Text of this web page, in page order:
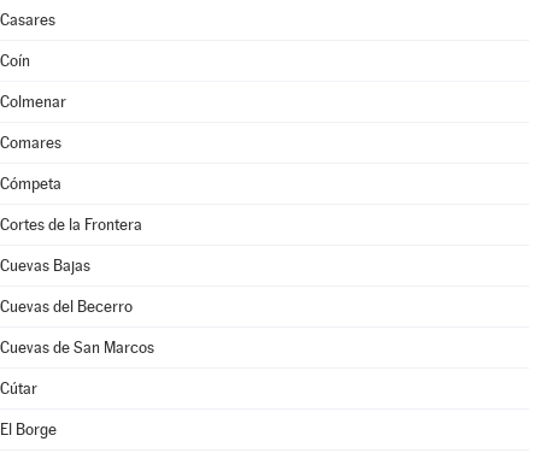
Casares
Coín
Colmenar
Comares
Cómpeta
Cortes de la Frontera
Cuevas Bajas
Cuevas del Becerro
Cuevas de San Marcos
Cútar
El Borge